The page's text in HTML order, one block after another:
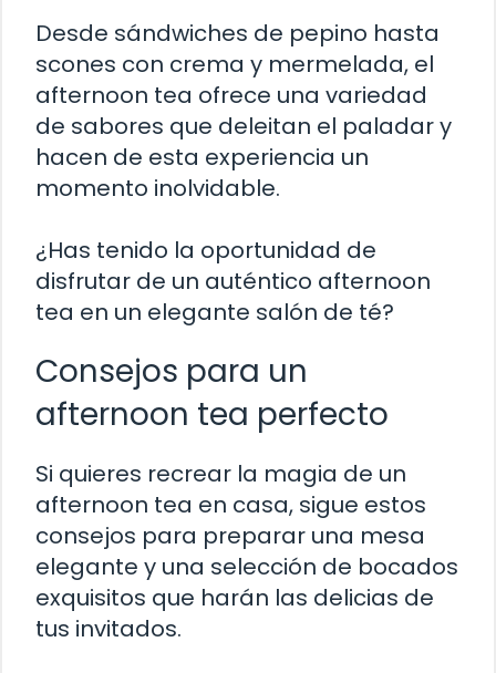
Desde sándwiches de pepino hasta
scones con crema y mermelada, el
afternoon tea ofrece una variedad
de sabores que deleitan el paladar y
hacen de esta experiencia un
momento inolvidable.
¿Has tenido la oportunidad de
disfrutar de un auténtico afternoon
tea en un elegante salón de té?
Consejos para un
afternoon tea perfecto
Si quieres recrear la magia de un
afternoon tea en casa, sigue estos
consejos para preparar una mesa
elegante y una selección de bocados
exquisitos que harán las delicias de
tus invitados.